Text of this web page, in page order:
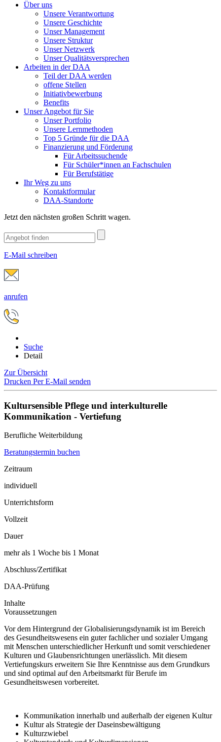
Über uns
Unsere Verantwortung
Unsere Geschichte
Unser Management
Unsere Struktur
Unser Netzwerk
Unser Qualitätsversprechen
Arbeiten in der DAA
Teil der DAA werden
offene Stellen
Initiativbewerbung
Benefits
Unser Angebot für Sie
Unser Portfolio
Unsere Lernmethoden
Top 5 Gründe für die DAA
Finanzierung und Förderung
Für Arbeitssuchende
Für Schüler*innen an Fachschulen
Für Berufstätige
Ihr Weg zu uns
Kontaktformular
DAA-Standorte
Jetzt den nächsten großen Schritt wagen.
E-Mail schreiben
anrufen
Suche
Detail
Zur Übersicht
Drucken Per E-Mail senden
Kultursensible Pflege und interkulturelle
Kommunikation - Vertiefung
Berufliche Weiterbildung
Beratungstermin buchen
Zeitraum
individuell
Unterrichtsform
Vollzeit
Dauer
mehr als 1 Woche bis 1 Monat
Abschluss/Zertifikat
DAA-Prüfung
Inhalte
Voraussetzungen
Vor dem Hintergrund der Globalisierungsdynamik ist im Bereich
des Gesundheitswesens ein guter fachlicher und sozialer Umgang
mit Menschen unterschiedlicher Herkunft und somit verschiedener
Kulturen und Glaubensrichtungen unerlässlich. Mit diesem
Vertiefungskurs erweitern Sie Ihre Kenntnisse aus dem Grundkurs
und sind optimal auf den Arbeitsmarkt für Berufe im
Gesundheitswesen vorbereitet.
Kommunikation innerhalb und außerhalb der eigenen Kultur
Kultur als Strategie der Daseinsbewältigung
Kulturzwiebel